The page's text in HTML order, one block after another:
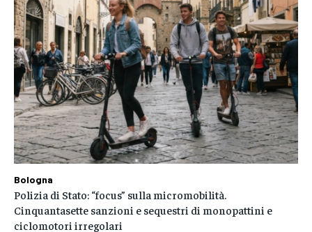
Bologna
Polizia di Stato: “focus” sulla micromobilità.
Cinquantasette sanzioni e sequestri di monopattini e
ciclomotori irregolari